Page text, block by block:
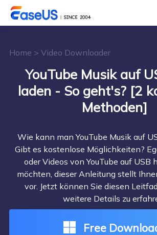
Home > Video Downloader
YouTube Musik auf
laden - So geht's? [2
Methoden]
Wie kann man YouTube Musik auf
Gibt es kostenlose Möglichkeiten?
oder Videos von YouTube auf USB
möchten, dieser Anleitung stellt
vor. Jetzt können Sie diesen
weitere Details zu
Free